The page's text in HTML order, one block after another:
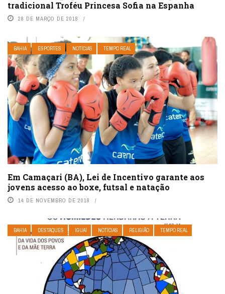
tradicional Troféu Princesa Sofia na Espanha
28 DE MARÇO DE 2018
BAHIA ESPORTES NOTÍCIAS TEMPO REAL
Em Camaçari (BA), Lei de Incentivo garante aos
jovens acesso ao boxe, futsal e natação
14 DE NOVEMBRO DE 2018
BAHIA DESTAQUES IGUAÍ NOTÍCIAS RELIGIÃO TEMPO REAL